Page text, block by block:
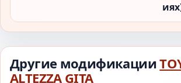
Другие модификации
ALTEZZA GITA